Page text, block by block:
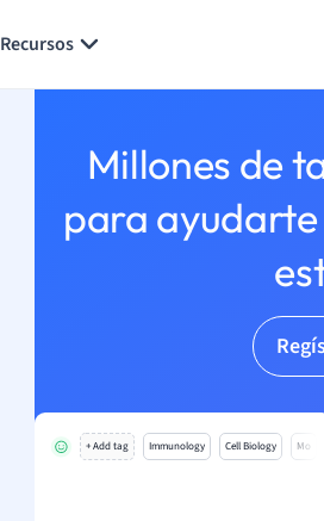
Recursos
Millones de
para
+ Add tag Immunology Cell Biology Mo